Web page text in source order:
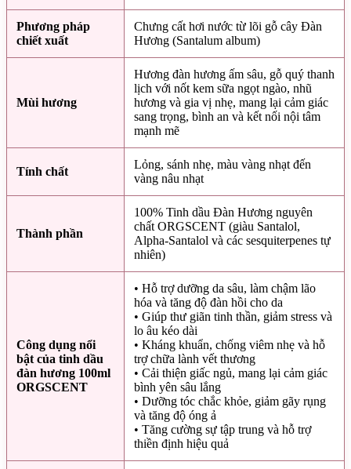
Phương pháp
chiết xuất
Chưng cất hơi nước từ lõi gỗ cây Đàn
Hương (Santalum album)
Mùi hương
Hương đàn hương ấm sâu, gỗ quý thanh
lịch với nốt kem sữa ngọt ngào, nhũ
hương và gia vị nhẹ, mang lại cảm giác
sang trọng, bình an và kết nối nội tâm
mạnh mẽ
Tính chất
Lỏng, sánh nhẹ, màu vàng nhạt đến
vàng nâu nhạt
Thành phần
100% Tinh dầu Đàn Hương nguyên
chất ORGSCENT (giàu Santalol,
Alpha-Santalol và các sesquiterpenes tự
nhiên)
Công dụng nổi
bật của tinh dầu
đàn hương 100ml
ORGSCENT
• Hỗ trợ dưỡng da sâu, làm chậm lão
hóa và tăng độ đàn hồi cho da
• Giúp thư giãn tinh thần, giảm stress và
lo âu kéo dài
• Kháng khuẩn, chống viêm nhẹ và hỗ
trợ chữa lành vết thương
• Cải thiện giấc ngủ, mang lại cảm giác
bình yên sâu lắng
• Dưỡng tóc chắc khỏe, giảm gãy rụng
và tăng độ óng ả
• Tăng cường sự tập trung và hỗ trợ
thiền định hiệu quả